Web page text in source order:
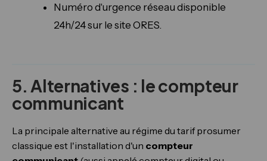
Numéro d'urgence réseau disponible
24h/24 sur le site ORES.
5. Alternatives : le compteur
communicant
La principale alternative au régime du tarif prosumer
classique est l'installation d'un compteur